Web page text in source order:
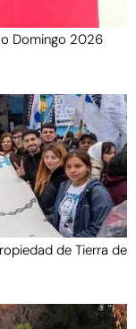
Domingo 2026
de Tierra de